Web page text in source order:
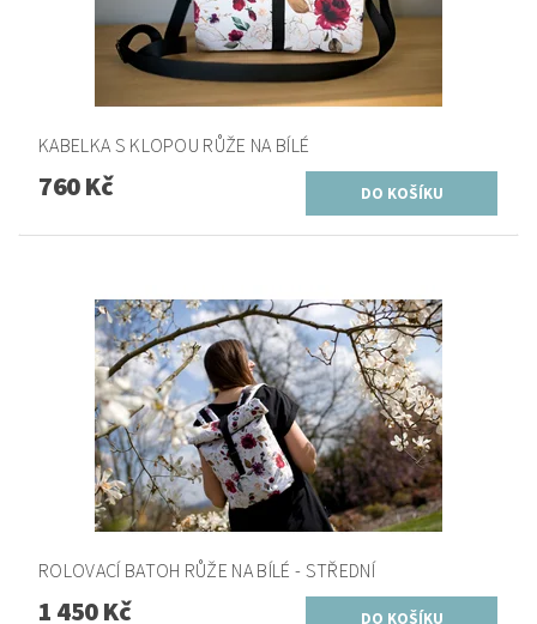
KABELKA S KLOPOU RŮŽE NA BÍLÉ
760 Kč
ROLOVACÍ BATOH RŮŽE NA BÍLÉ - STŘEDNÍ
1 450 Kč